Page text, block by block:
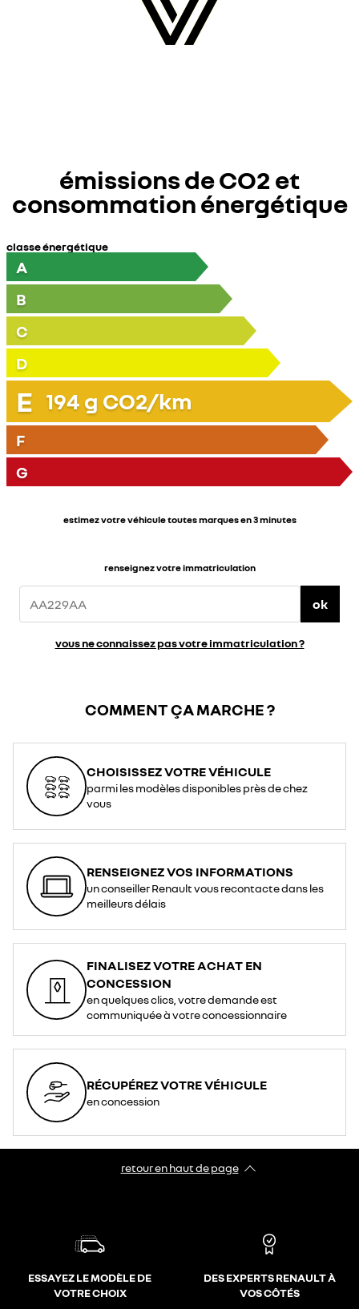
émissions de CO2 et
consommation énergétique
classe énergétique
A
B
C
D
E 194 g CO2/km
F
G
estimez votre véhicule toutes marques en 3 minutes
renseignez votre immatriculation
ok
vous ne connaissez pas votre immatriculation ?
COMMENT ÇA MARCHE ?
CHOISISSEZ VOTRE VÉHICULE
parmi les modèles disponibles près de chez
vous
RENSEIGNEZ VOS INFORMATIONS
un conseiller Renault vous recontacte dans les
meilleurs délais
FINALISEZ VOTRE ACHAT EN
CONCESSION
en quelques clics, votre demande est
communiquée à votre concessionnaire
RÉCUPÉREZ VOTRE VÉHICULE
en concession
retour en haut de page​
ESSAYEZ LE MODÈLE DE
VOTRE CHOIX
DES EXPERTS RENAULT À
VOS CÔTÉS